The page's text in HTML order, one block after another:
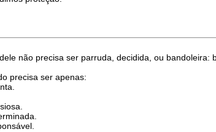
não precisa ser parruda, decidida, ou
precisa ser apenas: